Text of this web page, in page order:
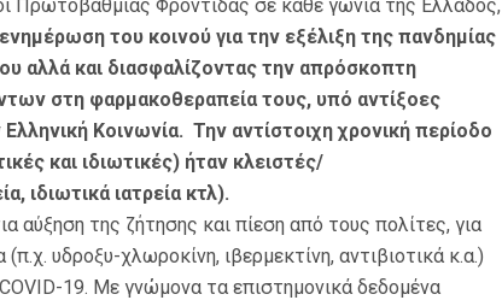
Πρωτοβάθμιας Φροντίδας σε κάθε γωνιά της Ελλάδος,
του κοινού για την εξέλιξη της πανδημίας
αλλά και διασφαλίζοντας την απρόσκοπτη
στη φαρμακοθεραπεία τους, υπό αντίξοες
Κοινωνία. Την αντίστοιχη χρονική περίοδο
και ιδιωτικές) ήταν κλειστές/
ιδιωτικά ιατρεία κτλ).
αύξηση της ζήτησης και πίεση από τους πολίτες, για
υδροξυ-χλωροκίνη, ιβερμεκτίνη, αντιβιοτικά κ.α.)
19. Με γνώμονα τα επιστημονικά δεδομένα